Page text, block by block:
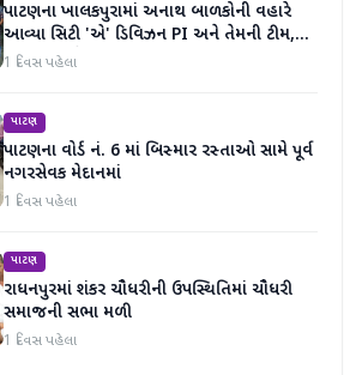
પાટણના ખાલકપુરામાં અનાથ બાળકોની વહારે
આવ્યા સિટી 'એ' ડિવિઝન PI અને તેમની ટીમ,
માનવતા મહેકી
1 દિવસ પહેલા
પાટણ
પાટણના વોર્ડ નં. 6 માં બિસ્માર રસ્તાઓ સામે પૂર્વ
નગરસેવક મેદાનમાં
1 દિવસ પહેલા
પાટણ
રાધનપુરમાં શંકર ચૌધરીની ઉપસ્થિતિમાં ચૌધરી
સમાજની સભા મળી
1 દિવસ પહેલા